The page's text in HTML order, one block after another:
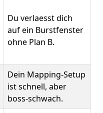
Du verlaesst dich
auf ein Burstfenster
ohne Plan B.
Dein Mapping-Setup
ist schnell, aber
boss-schwach.